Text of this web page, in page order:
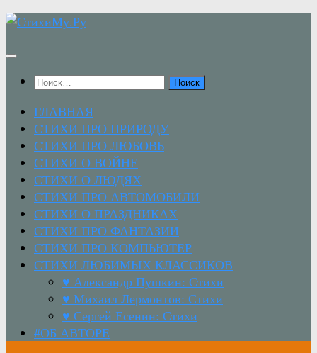
Перейти
содержимому
Найти:
ГЛАВНАЯ
СТИХИ ПРО ПРИРОДУ
СТИХИ ПРО ЛЮБОВЬ
СТИХИ О ВОЙНЕ
СТИХИ О ЛЮДЯХ
СТИХИ ПРО АВТОМОБИЛИ
СТИХИ О ПРАЗДНИКАХ
СТИХИ ПРО ФАНТАЗИИ
СТИХИ ПРО КОМПЬЮТЕР
СТИХИ ЛЮБИМЫХ КЛАССИКОВ
♥ Александр Пушкин: Стихи
♥ Михаил Лермонтов: Стихи
♥ Сергей Есенин: Стихи
#ОБ АВТОРЕ